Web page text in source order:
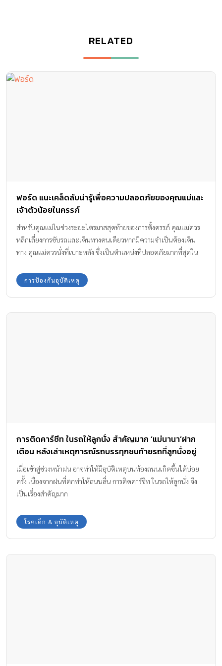
RELATED
ฟอร์ด แนะเคล็ดลับน่ารู้เพื่อความปลอดภัยของคุณแม่และ
เจ้าตัวน้อยในครรภ์
สำหรับคุณแม่ในช่วงระยะไตรมาสสุดท้ายของการตั้งครรภ์ คุณแม่ควร
หลีกเลี่ยงการขับรถและเดินทางคนเดียวหากมีความจำเป็นต้องเดิน
ทาง คุณแม่ควรนั่งที่เบาะหลัง ซึ่งเป็นตำแหน่งที่ปลอดภัยมากที่สุดใน
มากที่สุด เพื่อป้องกันการกระแทกจากการทำงานของถุงลมนิรภัย
การป้องกันอุบัติเหตุ
การติดคาร์ซีท ในรถให้ลูกนั่ง สำคัญมาก ‘แม่นานา’ฝาก
เตือน หลังเล่าเหตุการณ์รถบรรทุกชนท้ายรถที่ลูกนั่งอยู่
เมื่อเข้าสู่ช่วงหน้าฝน อาจทำให้มีอุบัติเหตุบนท้องถนนเกิดขึ้นได้บ่อย
ครั้ง เนื่องจากฝนที่ตกทำให้ถนนลื่น การติดคาร์ซีท ในรถให้ลูกนั่ง จึง
เป็นเรื่องสำคัญมาก
โรคเด็ก & อุบัติเหตุ